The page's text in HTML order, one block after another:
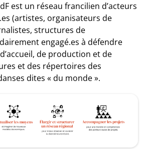
est un réseau francilien d’acteurs
(artistes, organisateurs de
structures de
engagé.es à défendre
de production et de
et des répertoires des
dites « du monde ».